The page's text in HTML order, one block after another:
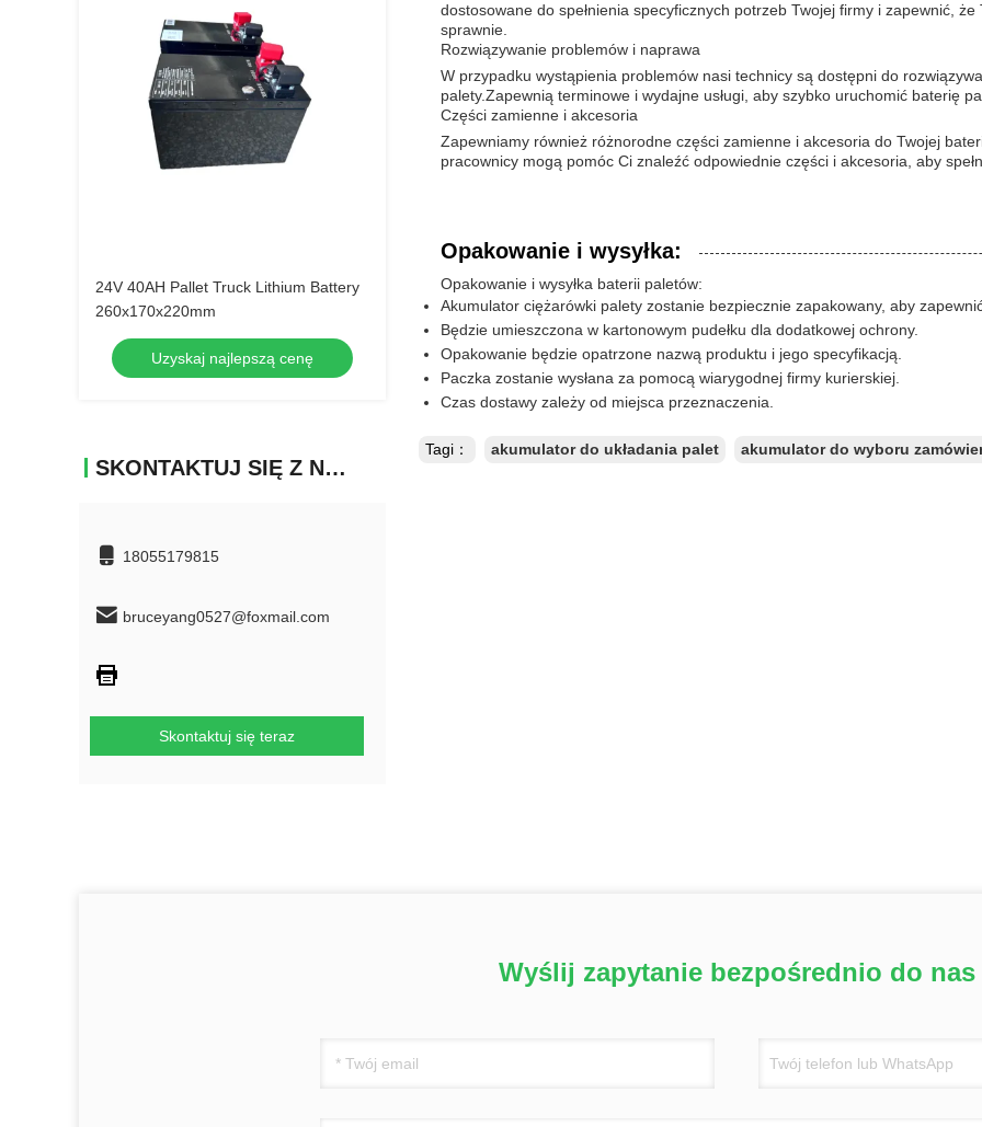
24V 40AH Pallet Truck Lithium Battery
260x170x220mm
Uzyskaj najlepszą cenę
SKONTAKTUJ SIĘ Z NAMI
18055179815
bruceyang0527@foxmail.com
Skontaktuj się teraz
dostosowane do spełnienia specyficznych potrzeb Twojej firmy i zapewnić,
sprawnie.
Rozwiązywanie problemów i naprawa
W przypadku wystąpienia problemów nasi technicy są dostępni do
palety.Zapewnią terminowe i wydajne usługi, aby szybko uruchomić baterię
Części zamienne i akcesoria
Zapewniamy również różnorodne części zamienne i akcesoria do Twojej
pracownicy mogą pomóc Ci znaleźć odpowiednie części i akcesoria, aby
Opakowanie i wysyłka:
Opakowanie i wysyłka baterii paletów:
Akumulator ciężarówki palety zostanie bezpiecznie zapakowany, aby
Będzie umieszczona w kartonowym pudełku dla dodatkowej ochrony.
Opakowanie będzie opatrzone nazwą produktu i jego specyfikacją.
Paczka zostanie wysłana za pomocą wiarygodnej firmy kurierskiej.
Czas dostawy zależy od miejsca przeznaczenia.
Tagi： akumulator do układania palet akumulator do wyboru
Wyślij zapytanie bezpośrednio do nas